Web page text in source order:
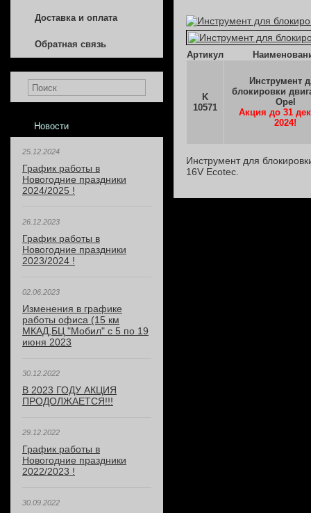
Доставка и оплата
Обратная связь
Новости
25.12.2024
График работы в
Новогодние праздники
2024/2025 !
26.12.2023
График работы в
Новогодние праздники
2023/2024 !
02.06.2023
Изменения в графике
работы офиса (15 км
МКАД,БЦ "Мобил" с 5 по 19
июня 2023
30.12.2022
В 2023 ГОДУ АКЦИЯ
ПРОДОЛЖАЕТСЯ!!!
29.12.2022
График работы в
Новогодние праздники
2022/2023 !
30.09.2022
Артикул
K
10571
Инструмент
блокировки
Opel
Акция до 31
2024!
Инструмент для
16V Ecotec.